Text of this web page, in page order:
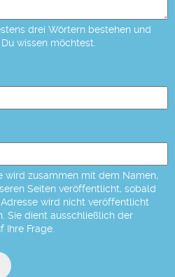
drei Wörtern bestehen und
wissen möchtest.
wird zusammen mit dem Namen,
Seiten veröffentlicht, sobald
wird nicht veröffentlicht
Sie dient ausschließlich der
Frage.